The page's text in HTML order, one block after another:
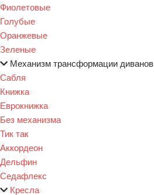
Фиолетовые
Голубые
Оранжевые
Зеленые
Механизм трансформации диванов
Сабля
Книжка
Еврокнижка
Без механизма
Тик так
Аккордеон
Дельфин
Седафлекс
Кресла